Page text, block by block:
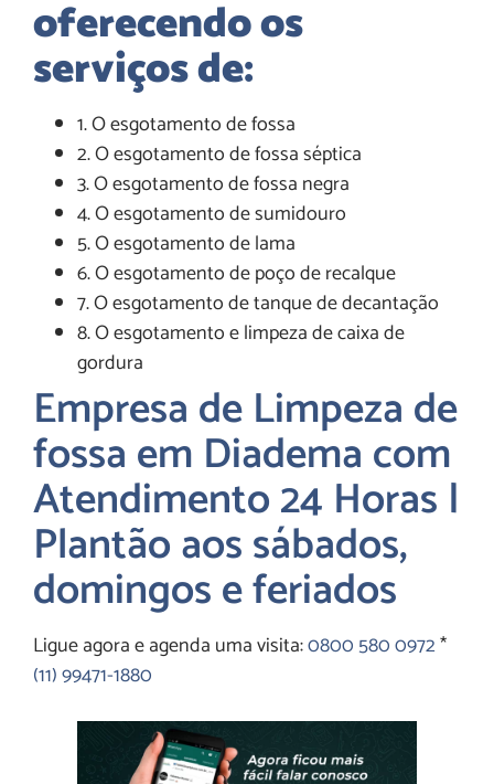
oferecendo os
serviços de:
1. O esgotamento de fossa
2. O esgotamento de fossa séptica
3. O esgotamento de fossa negra
4. O esgotamento de sumidouro
5. O esgotamento de lama
6. O esgotamento de poço de recalque
7. O esgotamento de tanque de decantação
8. O esgotamento e limpeza de caixa de
gordura
Empresa de Limpeza de
fossa em Diadema com
Atendimento 24 Horas |
Plantão aos sábados,
domingos e feriados
Ligue agora e agenda uma visita:0800 580 0972*
(11) 99471-1880